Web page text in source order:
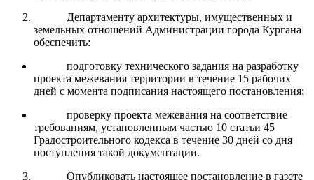
Департаменту архитектуры, имущественных и
земельных отношений Администрации города Кургана
обеспечить:
подготовку технического задания на разработку
проекта межевания территории в течение 15 рабочих
дней с момента подписания настоящего постановления;
проверку проекта межевания на соответствие
требованиям, установленным частью 10 статьи 45
Градостроительного кодекса в течение 30 дней со дня
поступления такой документации.
Опубликовать настоящее постановление в газете